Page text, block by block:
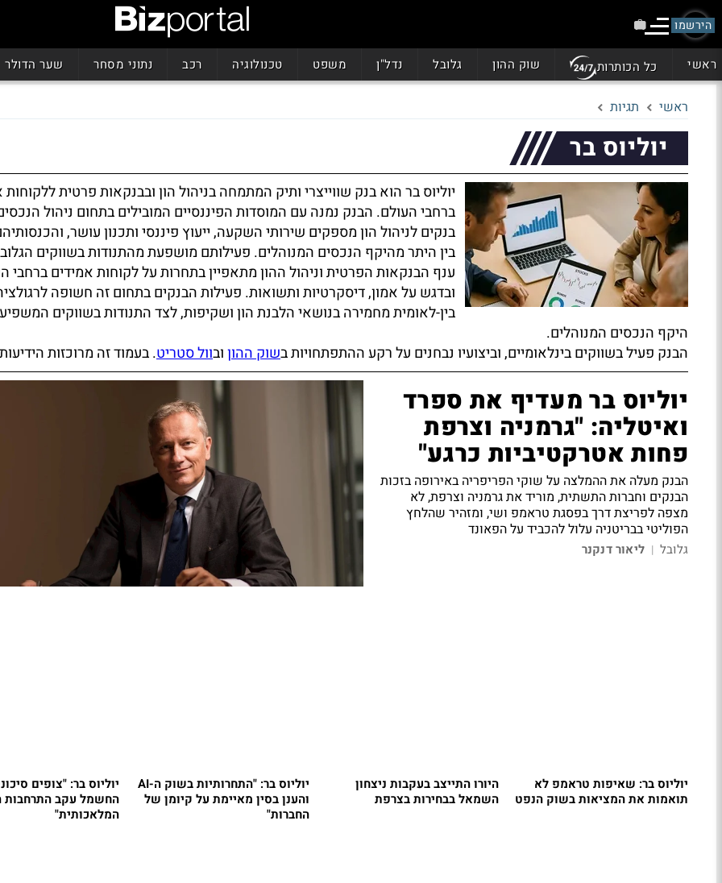
הירשמו
ראשי כל הכותרות שוק ההון גלובל נדל"ן משפט טכנולוגיה רכב נתוני מסחר שער הדולר
ראשי תגיות
יוליוס בר
יוליוס בר הוא בנק שווייצרי ותיק המתמחה בניהול הון ובבנקאות פרטית ללקוחות
ברחבי העולם. הבנק נמנה עם המוסדות הפיננסיים המובילים בתחום ניהול
בנקים לניהול הון מספקים שירותי השקעה, ייעוץ פיננסי ותכנון עושר,
בין היתר מהיקף הנכסים המנוהלים. פעילותם מושפעת מהתנודות בשווקים
ענף הבנקאות הפרטית וניהול ההון מתאפיין בתחרות על לקוחות אמידים ברחבי
ובדגש על אמון, דיסקרטיות ותשואות. פעילות הבנקים בתחום זה חשופה
בין-לאומית מחמירה בנושאי הלבנת הון ושקיפות, לצד התנודות בשווקים
היקף הנכסים המנוהלים.
הבנק פעיל בשווקים בינלאומיים, וביצועיו נבחנים על רקע ההתפתחויות בשוק ההוןובוול סטריט. בעמוד זה מרוכזות
יוליוס בר מעדיף את ספרד
ואיטליה: "גרמניה וצרפת
פחות אטרקטיביות כרגע"
הבנק מעלה את ההמלצה על שוקי הפריפריה באירופה בזכות
הבנקים וחברות התשתית, מוריד את גרמניה וצרפת, לא
מצפה לפריצת דרך בפסגת טראמפ ושי, ומזהיר שהלחץ
הפוליטי בבריטניה עלול להכביד על הפאונד
גלובל | ליאור דנקנר
יוליוס בר: שאיפות טראמפ לא
תואמות את המציאות בשוק הנפט
היורו התייצב בעקבות ניצחון
השמאל בבחירות בצרפת
יוליוס בר: "התחרותיות בשוק ה-AI
והענן בסין מאיימת על קיומן של
החברות"
יוליוס בר: "צופים
החשמל עקב התרחבות
המלאכותית"